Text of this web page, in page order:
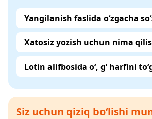
Yangilanish faslida o‘zgacha
Xatosiz yozish uchun nima
Lotin alifbosida o‘, g‘ harfini
Siz uchun qiziq bo‘lishi